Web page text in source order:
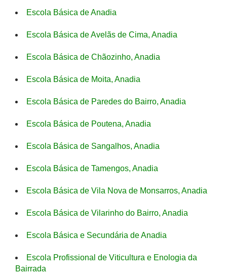
Escola Básica de Anadia
Escola Básica de Avelãs de Cima, Anadia
Escola Básica de Chãozinho, Anadia
Escola Básica de Moita, Anadia
Escola Básica de Paredes do Bairro, Anadia
Escola Básica de Poutena, Anadia
Escola Básica de Sangalhos, Anadia
Escola Básica de Tamengos, Anadia
Escola Básica de Vila Nova de Monsarros, Anadia
Escola Básica de Vilarinho do Bairro, Anadia
Escola Básica e Secundária de Anadia
Escola Profissional de Viticultura e Enologia da
Bairrada